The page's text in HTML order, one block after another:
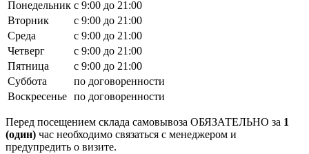
Понедельник с 9:00 до 21:00
Вторник
с 9:00 до 21:00
Среда
с 9:00 до 21:00
Четверг
с 9:00 до 21:00
Пятница
с 9:00 до 21:00
Суббота
по договоренности
Воскресенье по договоренности
Перед посещением склада самовывоза ОБЯЗАТЕЛЬНО за 1
(один) час необходимо связаться с менеджером и
предупредить о визите.